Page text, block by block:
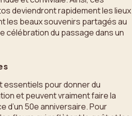
deviendront rapidement les lieux
les beaux souvenirs partagés au
célébration du passage dans un
pour donner du
et peuvent vraiment faire la
d’un 50e anniversaire. Pour